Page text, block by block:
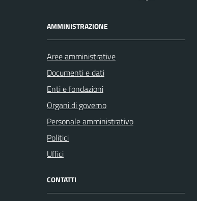
AMMINISTRAZIONE
Aree amministrative
Documenti e dati
Enti e fondazioni
Organi di governo
Personale amministrativo
Politici
Uffici
CONTATTI